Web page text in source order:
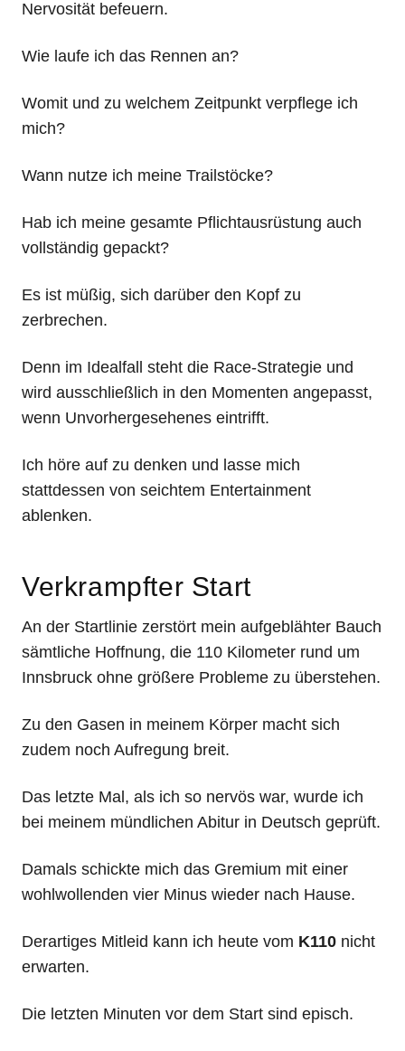
Nervosität befeuern.
Wie laufe ich das Rennen an?
Womit und zu welchem Zeitpunkt verpflege ich
mich?
Wann nutze ich meine Trailstöcke?
Hab ich meine gesamte Pflichtausrüstung auch
vollständig gepackt?
Es ist müßig, sich darüber den Kopf zu
zerbrechen.
Denn im Idealfall steht die Race-Strategie und
wird ausschließlich in den Momenten angepasst,
wenn Unvorhergesehenes eintrifft.
Ich höre auf zu denken und lasse mich
stattdessen von seichtem Entertainment
ablenken.
Verkrampfter Start
An der Startlinie zerstört mein aufgeblähter Bauch
sämtliche Hoffnung, die 110 Kilometer rund um
Innsbruck ohne größere Probleme zu überstehen.
Zu den Gasen in meinem Körper macht sich
zudem noch Aufregung breit.
Das letzte Mal, als ich so nervös war, wurde ich
bei meinem mündlichen Abitur in Deutsch geprüft.
Damals schickte mich das Gremium mit einer
wohlwollenden vier Minus wieder nach Hause.
Derartiges Mitleid kann ich heute vom K110 nicht
erwarten.
Die letzten Minuten vor dem Start sind episch.